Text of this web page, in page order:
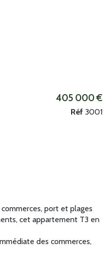
405 000 €
Réf 3001
port et plages
cet appartement T3 en
des commerces,